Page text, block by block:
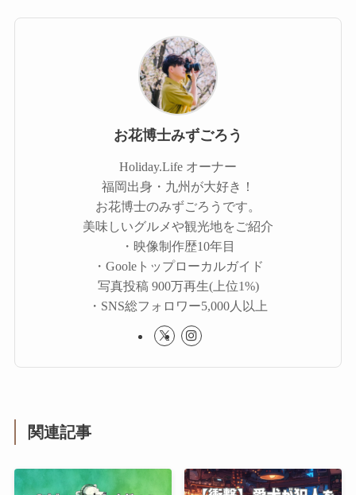
お花博士みずごろう
Holiday.Life オーナー
福岡出身・九州が大好き！
お花博士のみずごろうです。
美味しいグルメや観光地をご紹介
・映像制作歴10年目
・Gooleトップローカルガイド
写真投稿 900万再生(上位1%)
・SNS総フォロワー5,000人以上
関連記事